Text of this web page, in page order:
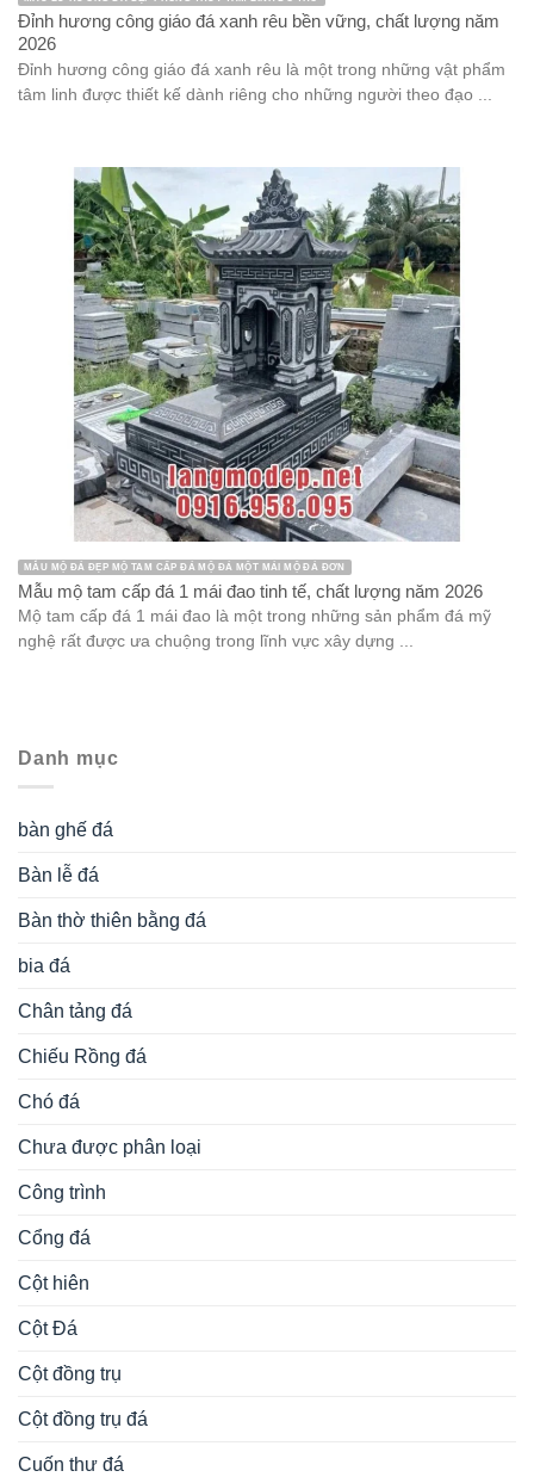
Đỉnh hương công giáo đá xanh rêu bền vững, chất lượng năm
2026
Đỉnh hương công giáo đá xanh rêu là một trong những vật phẩm
tâm linh được thiết kế dành riêng cho những người theo đạo ...
MẪU MỘ ĐÁ ĐẸP MỘ TAM CẤP ĐÁ MỘ ĐÁ MỘT MÁI MỘ ĐÁ ĐƠN
Mẫu mộ tam cấp đá 1 mái đao tinh tế, chất lượng năm 2026
Mộ tam cấp đá 1 mái đao là một trong những sản phẩm đá mỹ
nghệ rất được ưa chuộng trong lĩnh vực xây dựng ...
Danh mục
bàn ghế đá
Bàn lễ đá
Bàn thờ thiên bằng đá
bia đá
Chân tảng đá
Chiếu Rồng đá
Chó đá
Chưa được phân loại
Công trình
Cổng đá
Cột hiên
Cột Đá
Cột đồng trụ
Cột đồng trụ đá
Cuốn thư đá